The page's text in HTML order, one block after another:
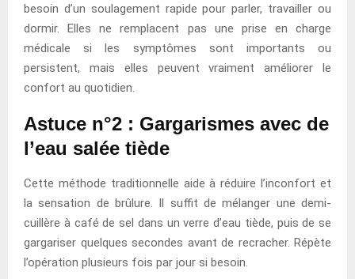
besoin d’un soulagement rapide pour parler, travailler ou
dormir. Elles ne remplacent pas une prise en charge
médicale si les symptômes sont importants ou
persistent, mais elles peuvent vraiment améliorer le
confort au quotidien.
Astuce n°2 : Gargarismes avec de
l’eau salée tiède
Cette méthode traditionnelle aide à réduire l’inconfort et
la sensation de brûlure. Il suffit de mélanger une demi-
cuillère à café de sel dans un verre d’eau tiède, puis de se
gargariser quelques secondes avant de recracher. Répète
l’opération plusieurs fois par jour si besoin.